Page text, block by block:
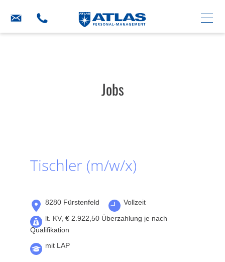
Jobs
Tischler (m/w/x)
8280 Fürstenfeld Vollzeit
lt. KV, € 2.922,50 Überzahlung je nach
Qualifikation
mit LAP